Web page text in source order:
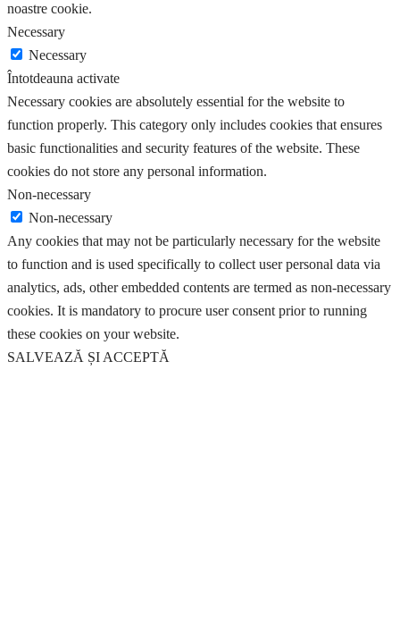
noastre cookie.
Necessary
Necessary
Întotdeauna activate
Necessary cookies are absolutely essential for the website to
function properly. This category only includes cookies that ensures
basic functionalities and security features of the website. These
cookies do not store any personal information.
Non-necessary
Non-necessary
Any cookies that may not be particularly necessary for the website
to function and is used specifically to collect user personal data via
analytics, ads, other embedded contents are termed as non-necessary
cookies. It is mandatory to procure user consent prior to running
these cookies on your website.
SALVEAZĂ ȘI ACCEPTĂ